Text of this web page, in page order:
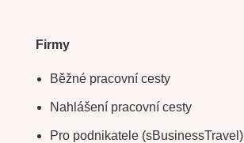
Firmy
Běžné pracovní cesty
Nahlášení pracovní cesty
Pro podnikatele (sBusinessTravel)